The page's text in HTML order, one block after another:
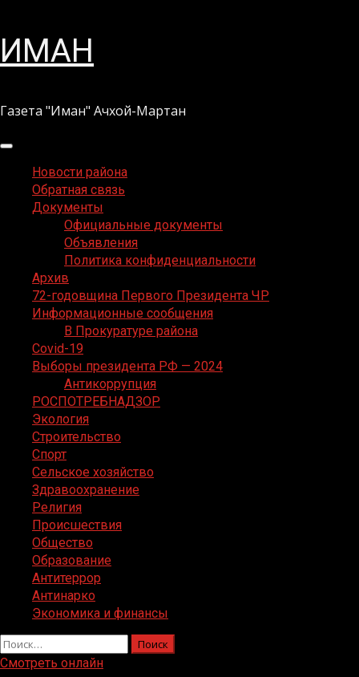
Перейти
кИМАН
Газета "Иман" Ачхой-Мартан
Основное
менюНовости района
Обратная связь
Документы
Официальные документы
Объявления
Политика конфиденциальности
Архив
72-годовщина Первого Президента ЧР
Информационные сообщения
В Прокуратуре района
Covid-19
Выборы президента РФ — 2024
Антикоррупция
РОСПОТРЕБНАДЗОР
Экология
Строительство
Спорт
Сельское хозяйство
Здравоохранение
Религия
Происшествия
Общество
Образование
Антитеррор
Антинарко
Экономика и финансы
Найти:
Смотреть онлайн